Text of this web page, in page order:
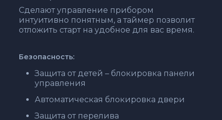
Сделают управление прибором
интуитивно понятным, а таймер позволит
отложить старт на удобное для вас время.
Безопасность:
Защита от детей – блокировка панели
управления
Автоматическая блокировка двери
Защита от перелива